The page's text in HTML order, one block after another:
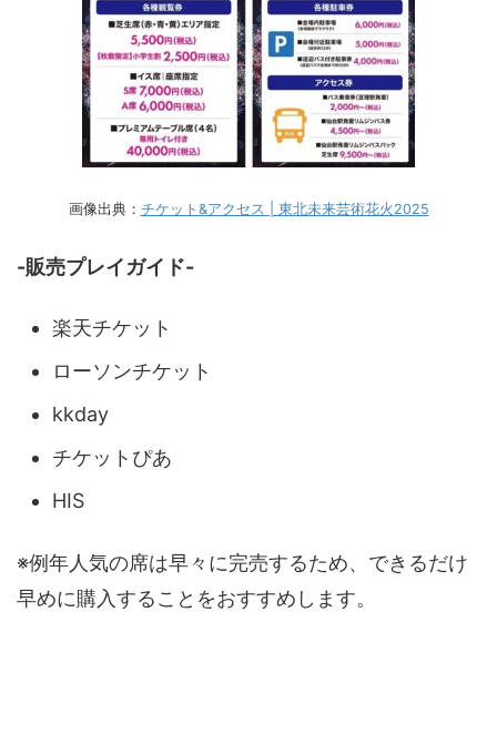
画像出典： チケット&アクセス | 東北未来芸術花火2025
-販売プレイガイド-
楽天チケット
ローソンチケット
kkday
チケットぴあ
HIS
※例年人気の席は早々に完売するため、できるだけ
早めに購入することをおすすめします。